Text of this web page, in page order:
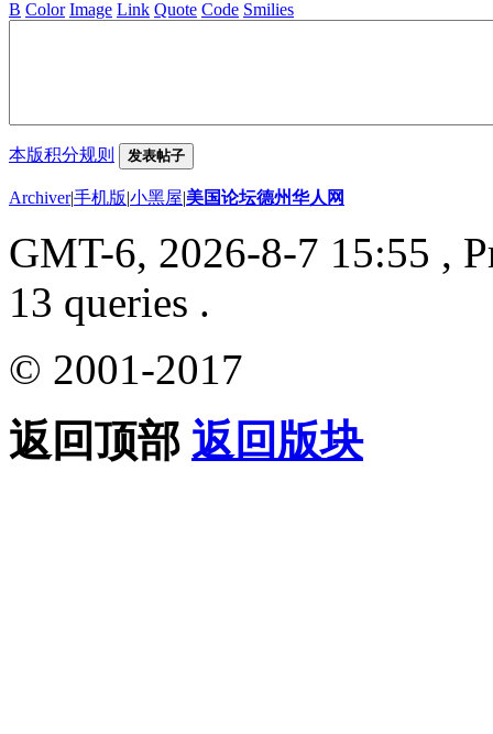
B Color Image Link Quote Code Smilies
本版积分规则 发表帖子
Archiver|手机版|小黑屋|美国论坛德州华人网
GMT-6, 2026-8-7 15:55 ,
13 queries .
© 2001-2017
返回顶部 返回版块